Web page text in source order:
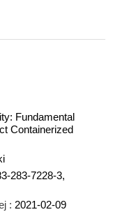
Fundamental
Containerized
283-7228-3,
: 2021-02-09